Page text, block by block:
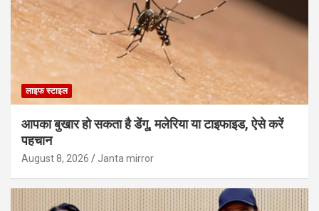
लाइफ स्टाइल
आपका बुखार हो सकता है डेंगू, मलेरिया या टाइफाइड, ऐसे करें
पहचान
August 8, 2026 Janta mirror